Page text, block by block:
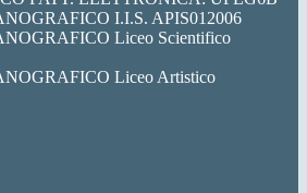
I.I.S. APIS012006
Liceo Scientifico
Liceo Artistico